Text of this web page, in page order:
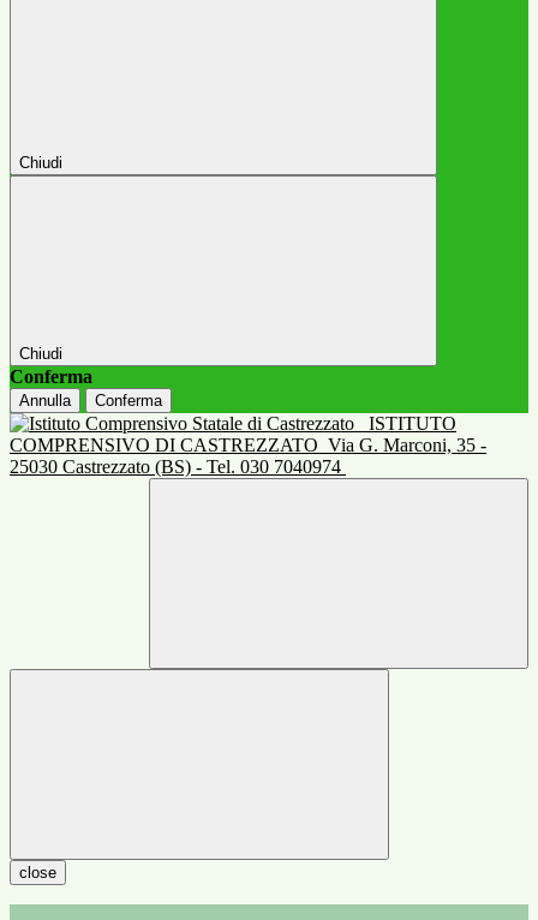
Chiudi
Chiudi
Conferma
Annulla Conferma
ISTITUTO
COMPRENSIVO DI CASTREZZATO Via G. Marconi, 35 -
25030 Castrezzato (BS) - Tel. 030 7040974
close